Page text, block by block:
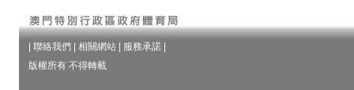
聯絡我們 相關網站 服務承諾
版權所有 不得轉載